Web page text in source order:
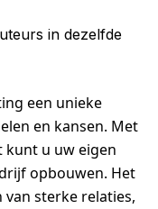
in dezelfde
een unieke
en kansen. Met
kunt u uw eigen
opbouwen. Het
sterke relaties,